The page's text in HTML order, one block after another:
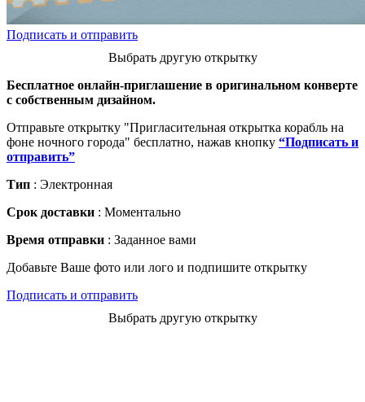
Подписать и отправить
Выбрать другую открытку
Бесплатное онлайн-приглашение в оригинальном конверте
с собственным дизайном.
Отправьте открытку "Пригласительная открытка корабль на
фоне ночного города" бесплатно, нажав кнопку “Подписать и
отправить”
Тип : Электронная
Срок доставки : Моментально
Время отправки : Заданное вами
Добавьте Ваше фото или лого и подпишите открытку
Подписать и отправить
Выбрать другую открытку